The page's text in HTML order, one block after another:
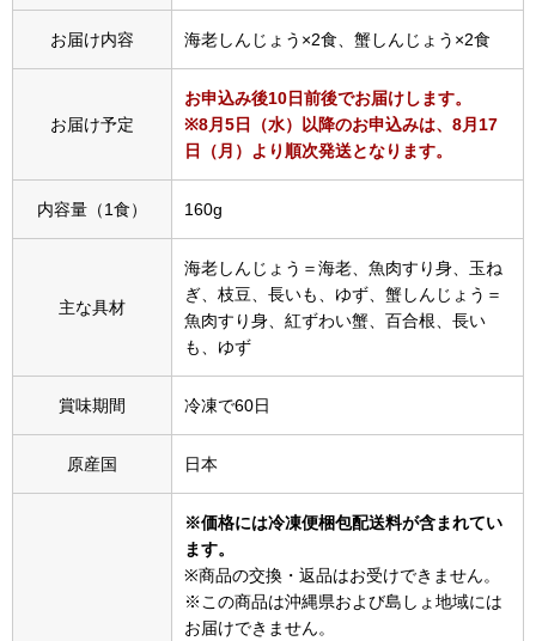
Miss Kyouko／ミスキョウコ
スニーカー
ブーツ
サンダル
財布／小物
ポーチ
お届け内容 海老しんじょう×2食、蟹しんじょう×2食
お届け予定
お申込み後10日前後でお届けします。
※8月5日（水）以降のお申込みは、8月17
日（月）より順次発送となります。
内容量（1食） 160g
主な具材
海老しんじょう＝海老、魚肉すり身、玉ね
ぎ、枝豆、長いも、ゆず、蟹しんじょう＝
魚肉すり身、紅ずわい蟹、百合根、長い
も、ゆず
賞味期間 冷凍で60日
原産国 日本
※価格には冷凍便梱包配送料が含まれてい
ます。
※商品の交換・返品はお受けできません。
※この商品は沖縄県および島しょ地域には
お届けできません。